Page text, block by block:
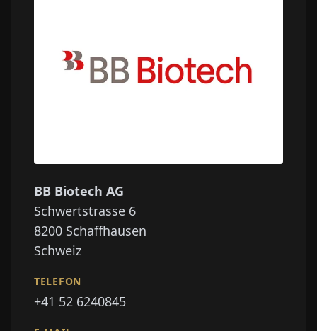
BB Biotech AG
Schwertstrasse 6
8200 Schaffhausen
Schweiz
TELEFON
+41 52 6240845